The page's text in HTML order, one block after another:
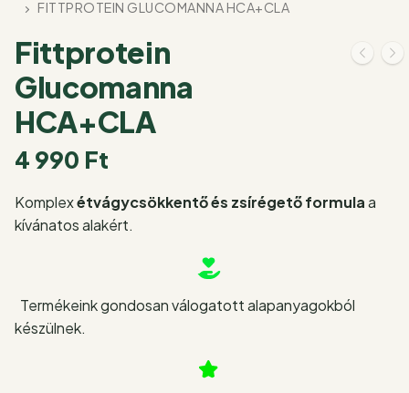
FITTPROTEIN GLUCOMANNA HCA+CLA
Fittprotein
Glucomanna
HCA+CLA
4 990 Ft
Komplexétvágycsökkentő és zsírégető formulaa
kívánatos alakért.
Termékeink gondosan válogatott alapanyagokból
készülnek.